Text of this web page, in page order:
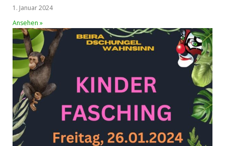
1. Januar 2024
Ansehen »